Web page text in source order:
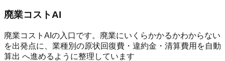
廃業コストAI
廃業コストAIの入口です。廃業にいくらかかるかわからない
を出発点に、業種別の原状回復費・違約金・清算費用を自動
算出 へ進めるように整理しています